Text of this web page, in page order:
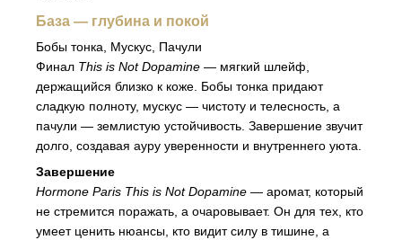
База — глубина и покой
Бобы тонка, Мускус, Пачули
Финал This is Not Dopamine — мягкий шлейф,
держащийся близко к коже. Бобы тонка придают
сладкую полноту, мускус — чистоту и телесность, а
пачули — землистую устойчивость. Завершение звучит
долго, создавая ауру уверенности и внутреннего уюта.
Завершение
Hormone Paris This is Not Dopamine — аромат, который
не стремится поражать, а очаровывает. Он для тех, кто
умеет ценить нюансы, кто видит силу в тишине, а